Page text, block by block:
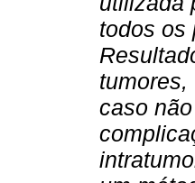
todos os
caso